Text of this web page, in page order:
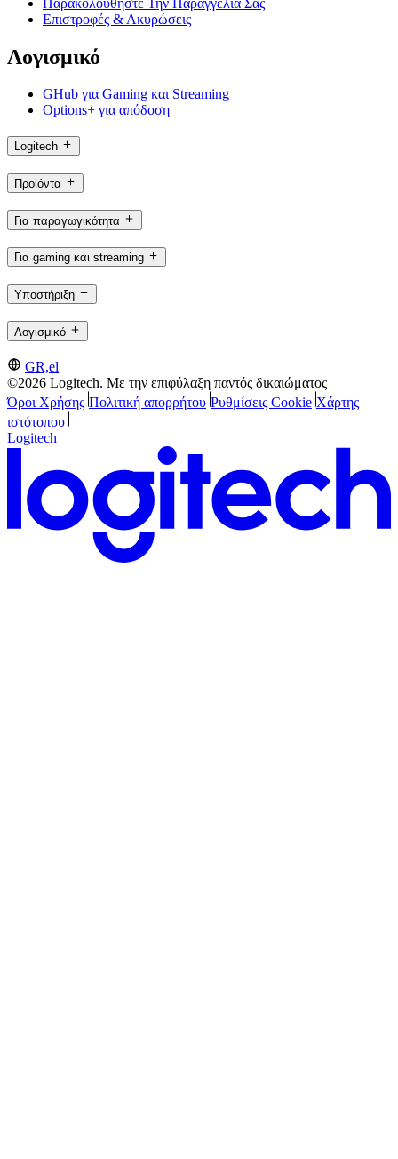
Επιστροφές & Ακυρώσεις
Λογισμικό
GHub για Gaming και Streaming
Options+ για απόδοση
Logitech
Προϊόντα
Για παραγωγικότητα
Για gaming και streaming
Υποστήριξη
Λογισμικό
GR,el
©2026 Logitech. Με την επιφύλαξη παντός δικαιώματος
Όροι Χρήσης Πολιτική απορρήτου Ρυθμίσεις Cookie Χάρτης
ιστότοπου
Logitech